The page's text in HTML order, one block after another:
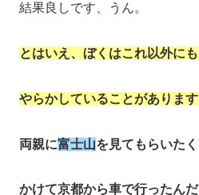
結果良しです、うん。
とはいえ、ぼくはこれ以外に
やらかしていることがあります
両親に富士山を見てもらいた
かけて京都から車で行ったん